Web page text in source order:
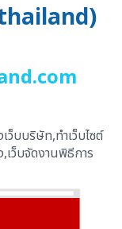
ว็บบริษัท,ทำเว็บไซต์
เว็บจัดงานพิธีการ